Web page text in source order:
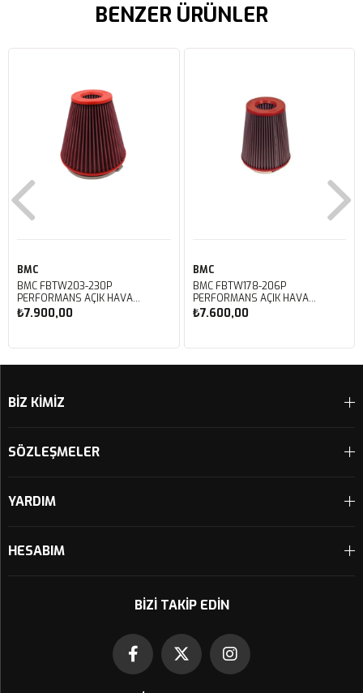
BENZER ÜRÜNLER
BMC
BMC FBTW203-230P
PERFORMANS AÇIK HAVA
FİLTRESİ
₺7.900,00
BMC
BMC FBTW178-206P
PERFORMANS AÇIK HAVA
FİLTRESİ
₺7.600,00
BİZ KİMİZ
SÖZLEŞMELER
YARDIM
HESABIM
BIZI TAKIP EDIN